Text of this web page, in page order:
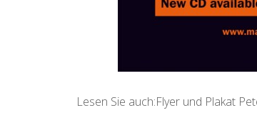
Lesen Sie auch:Flyer und Plakat